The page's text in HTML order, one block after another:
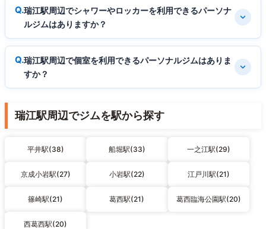
瑞江駅周辺でシャワーやロッカーを利用できるパーソナ
ルジムはありますか？
瑞江駅周辺で個室を利用できるパーソナルジムはありま
すか？
瑞江駅周辺でジムを駅から探す
平井駅(38) 船堀駅(33) 一之江駅(29)
京成小岩駅(27) 小岩駅(22) 江戸川駅(21)
篠崎駅(21) 葛西駅(21) 葛西臨海公園駅(20)
西葛西駅(20)